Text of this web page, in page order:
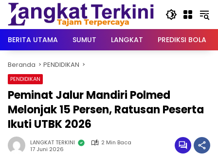
Langsung
konten
BERITA UTAMA
SUMUT LANGKAT PREDIKSI BOLA
Beranda PENDIDIKAN
PENDIDIKAN
Peminat Jalur Mandiri Polmed
Melonjak 15 Persen, Ratusan Peserta
Ikuti UTBK 2026
LANGKAT TERKINI
2 Min Baca
17 Juni 2026